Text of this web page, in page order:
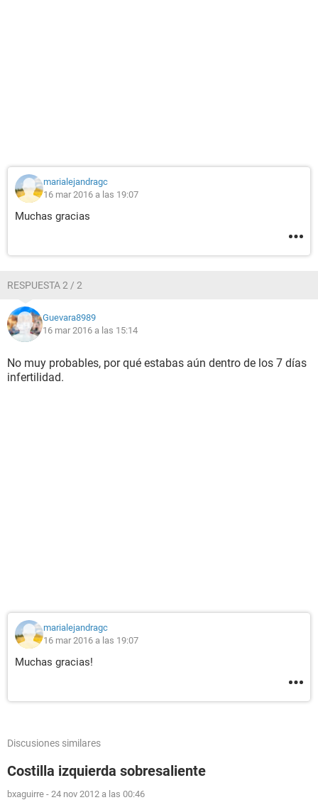
marialejandragc
16 mar 2016 a las 19:07
Muchas gracias
RESPUESTA 2 / 2
Guevara8989
16 mar 2016 a las 15:14
No muy probables, por qué estabas aún dentro de los 7 días
infertilidad.
marialejandragc
16 mar 2016 a las 19:07
Muchas gracias!
Discusiones similares
Costilla izquierda sobresaliente
bxaguirre - 24 nov 2012 a las 00:46